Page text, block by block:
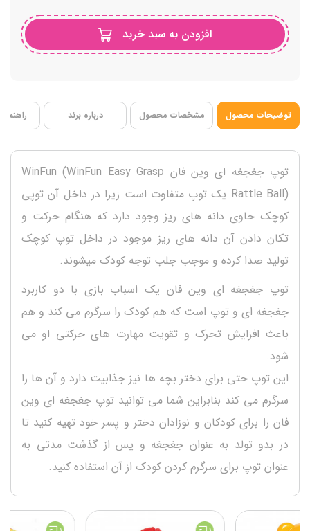
افزودن به سبد خرید
توضیحات محصول مشخصات محصول درباره برند
توپ جغجغه ای وین فان WinFun (WinFun Easy Grasp
Rattle Ball) یک توپ متفاوت است زیرا در داخل آن توپی
کوچک حاوی دانه های ریز وجود دارد که هنگام حرکت و
تکان دادن آن دانه های ریز موجود در داخل توپ کوچک
تولید صدا کرده و موجب جلب توجه کودک میشوند.
توپ جغجغه ای وین فان یک اسباب بازی با دو کاربرد
جغجغه ای و توپ است که هم کودک را سرگرم می کند و هم
باعث افزایش تحرک و تقویت مهارت های حرکتی او می
شود.
این توپ حتی برای دختر بچه ها نیز جذابیت دارد و آن ها را
سرگرم می کند بنابراین شما می توانید توپ جغجغه ای وین
فان را برای کودکان و نوزادان دختر و پسر خود تهیه کنید تا
در بدو تولد به عنوان جغجغه و پس از گذشت مدتی به
عنوان توپ برای سرگرم کردن کودک از آن استفاده کنید.